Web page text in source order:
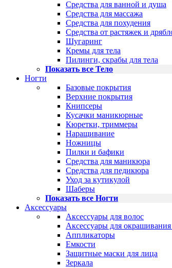
Средства для ванной и душа
Средства для массажа
Средства для похудения
Средства от растяжек и
Шугаринг
Кремы для тела
Пилинги, скрабы для тела
Показать все Тело
Ногти
Базовые покрытия
Верхние покрытия
Книпсеры
Кусачки маникюрные
Кюретки, триммеры
Наращивание
Ножницы
Пилки и бафики
Средства для маникюра
Средства для педикюра
Уход за кутикулой
Шаберы
Показать все Ногти
Аксессуары
Аксессуары для волос
Аксессуары для окрашивания
Аппликаторы
Емкости
Защитные маски для лица
Зеркала